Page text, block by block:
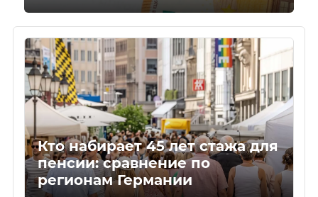
Кто набирает 45 лет стажа для
пенсии: сравнение по
регионам Германии